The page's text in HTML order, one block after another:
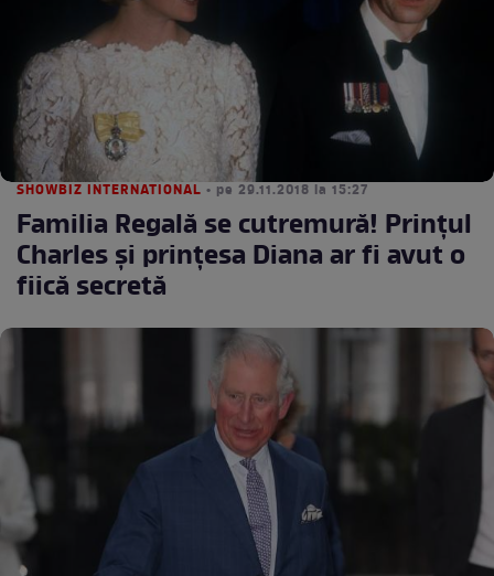
SHOWBIZ INTERNATIONAL • pe 29.11.2018 la 15:27
Familia Regală se cutremură! Prințul
Charles și prințesa Diana ar fi avut o
fiică secretă